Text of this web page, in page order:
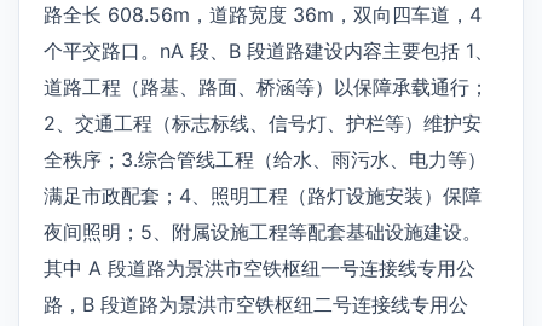
路全长 608.56m，道路宽度 36m，双向四车道，4
个平交路口。nA 段、B 段道路建设内容主要包括 1、
道路工程（路基、路面、桥涵等）以保障承载通行；
2、交通工程（标志标线、信号灯、护栏等）维护安
全秩序；3.综合管线工程（给水、雨污水、电力等）
满足市政配套；4、照明工程（路灯设施安装）保障
夜间照明；5、附属设施工程等配套基础设施建设。
其中 A 段道路为景洪市空铁枢纽一号连接线专用公
路，B 段道路为景洪市空铁枢纽二号连接线专用公